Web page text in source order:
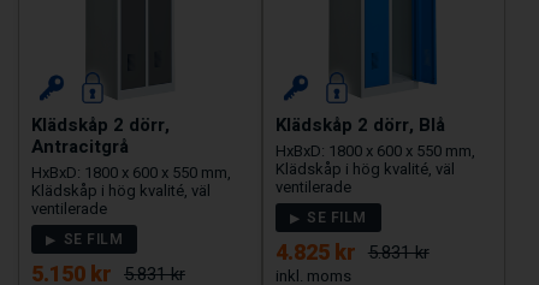
Klädskåp 2 dörr,
Antracitgrå
HxBxD: 1800 x 600 x 550 mm,
Klädskåp i hög kvalité, väl
ventilerade
SE FILM
5.150 kr 5.831 kr
Klädskåp 2 dörr, Blå
HxBxD: 1800 x 600 x 550 mm,
Klädskåp i hög kvalité, väl
ventilerade
SE FILM
4.825 kr 5.831 kr